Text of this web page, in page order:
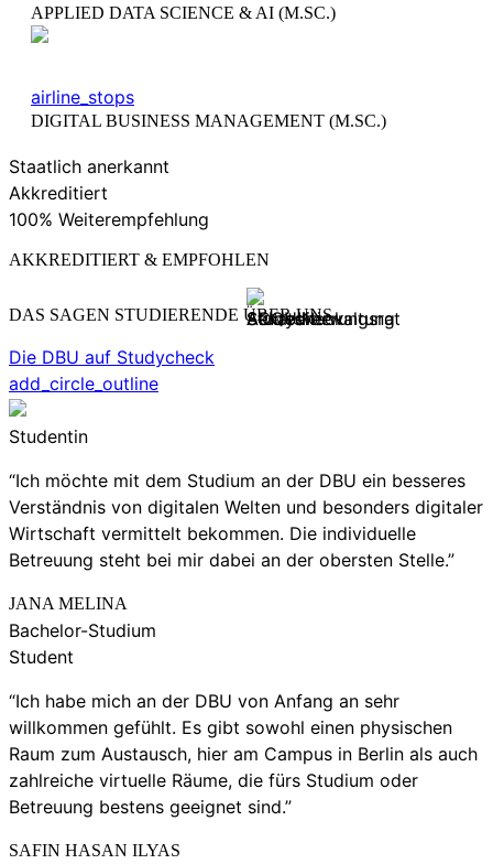
APPLIED DATA SCIENCE & AI (M.SC.)
airline_stops
DIGITAL BUSINESS MANAGEMENT (M.SC.)
Staatlich anerkannt
Akkreditiert
100% Weiterempfehlung
AKKREDITIERT & EMPFOHLEN
DAS SAGEN STUDIERENDE ÜBER UNS
Die DBU auf Studycheck
add_circle_outline
Studentin
“Ich möchte mit dem Studium an der DBU ein besseres
Verständnis von digitalen Welten und besonders digitaler
Wirtschaft vermittelt bekommen. Die individuelle
Betreuung steht bei mir dabei an der obersten Stelle.”
JANA MELINA
Bachelor-Studium
Student
“Ich habe mich an der DBU von Anfang an sehr
willkommen gefühlt. Es gibt sowohl einen physischen
Raum zum Austausch, hier am Campus in Berlin als auch
zahlreiche virtuelle Räume, die fürs Studium oder
Betreuung bestens geeignet sind.”
SAFIN HASAN ILYAS